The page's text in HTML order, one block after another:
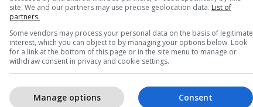
site. We and our partners may use precise geolocation data. List of
partners.
Some vendors may process your personal data on the basis of legitimate
interest, which you can object to by managing your options below. Look
for a link at the bottom of this page or in the site menu to manage or
withdraw consent in privacy and cookie settings.
Consent
Manage options